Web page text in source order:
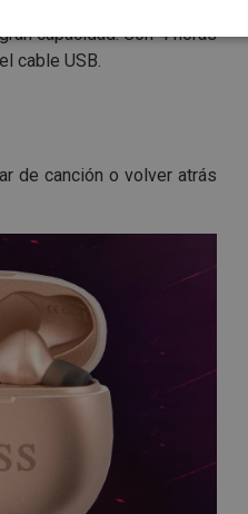
capacidad. Con 4 horas
cable USB.
de canción o volver atrás